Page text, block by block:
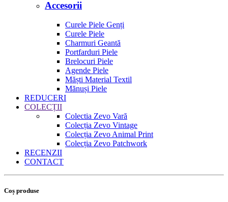
Accesorii
Curele Piele Genți
Curele Piele
Charmuri Geantă
Portfarduri Piele
Brelocuri Piele
Agende Piele
Măști Material Textil
Mănuși Piele
REDUCERI
COLECȚII
Colectia Zevo Vară
Colecția Zevo Vintage
Colecția Zevo Animal Print
Colecția Zevo Patchwork
RECENZII
CONTACT
Coș produse